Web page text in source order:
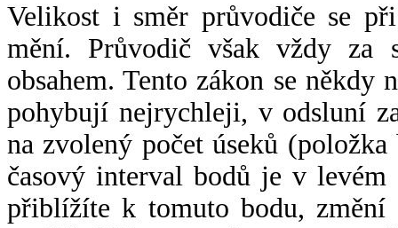
Velikost i směr průvodiče se
mění. Průvodič však vždy za
obsahem. Tento zákon se někdy
pohybují nejrychleji, v odsluní
na zvolený počet úseků
časový interval bodů je v
přiblížíte k tomuto bodu,